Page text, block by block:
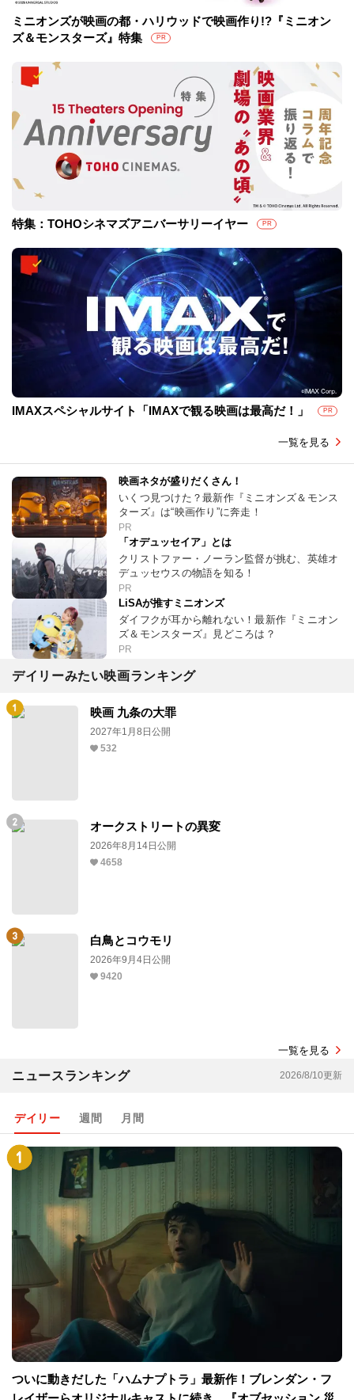
ミニオンズが映画の都・ハリウッドで映画作り!?『ミニオン
ズ＆モンスターズ』特集
PR
特集：TOHOシネマズアニバーサリーイヤー PR
IMAXスペシャルサイト「IMAXで観る映画は最高だ！」 PR
一覧を見る
映画ネタが盛りだくさん！
いくつ見つけた？最新作『ミニオンズ＆モンス
ターズ』は“映画作り”に奔走！
PR
「オデュッセイア」とは
クリストファー・ノーラン監督が挑む、英雄オ
デュッセウスの物語を知る！
PR
LiSAが推すミニオンズ
ダイフクが耳から離れない！最新作『ミニオン
ズ＆モンスターズ』見どころは？
PR
デイリーみたい映画ランキング
映画 九条の大罪
2027年1月8日公開
532
オークストリートの異変
2026年8月14日公開
4658
白鳥とコウモリ
2026年9月4日公開
9420
一覧を見る
ニュースランキング 2026/8/10更新
デイリー 週間 月間
ついに動きだした「ハムナプトラ」最新作！ブレンダン・フ